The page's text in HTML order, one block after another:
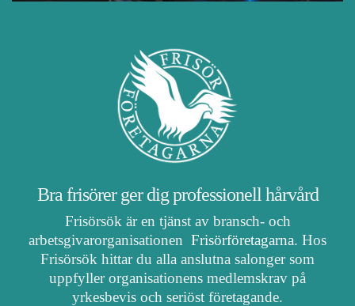
Bra frisörer ger dig professionell hårvård
Frisörsök är en tjänst av bransch- och
arbetsgivarorganisationen Frisörföretagarna. Hos
Frisörsök hittar du alla anslutna salonger som
uppfyller organisationens medlemskrav på
yrkesbevis och seriöst företagande.